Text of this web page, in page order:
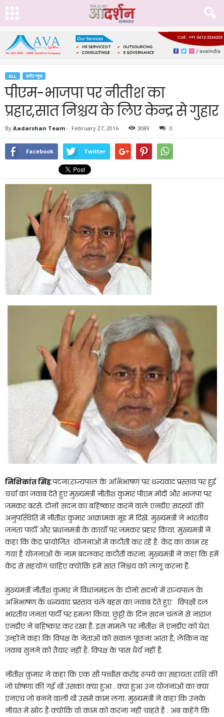
ALL करेंट न्यूज़
पीएम-भाजपा पर नीतीश का
प्रहार,सात निश्चय के लिए केन्द्र से गुहार
By Aadarshan Team - February 27, 2016 3089 0
Facebook Twitter
निशिकांत सिंह.पटना.राज्यपाल के अभिभाषण पर धन्यवाद प्रस्ताव पर हुई
चर्चा का जवाब देते हुए मुख्यमंत्री नीतीश कुमार पीएम मोदी और भाजपा पर
जमकर बरसे. दोनों सदन का बहिष्कार करने वाले एनडीए सदस्यों की
अनुपस्थिति में नीतीश कुमार आक्रामक मूड में दिखे. मुख्यमंत्री ने भारतीय
जनता पार्टी और प्रधानमंत्री के कार्यों पर जमकर प्रहार किया. मुख्यमंत्री ने
कहा कि केंद्र प्रायोजित योजनाओं में कटौती कर रहें है. केंद्र का काम रह
गया है योजनाओं के नाम बदलकर कटौती करना. मुख्यमंत्री ने कहा कि हमें
केंद्र से सहयोग चाहिए क्योंकि हमें सात निश्चय को लागू करना है.
मुख्यमंत्री नीतीश कुमार ने विधानमंडल के दोनो सदनों में राज्यपाल के
अभिभाषण के धन्यवाद प्रस्ताव चले बहस का जवाब देते हुए विपक्षी दल
भारतीय जनता पार्टी पर हमला किया. छुट्टी के दिन सदन चलने से नाराज
एनडीए ने बहिष्कार कर रखा है. इस मामले पर नीतीश ने एनडीए को घेरा.
उन्होंने कहा कि विपक्ष के नेताओं को सवाल पूछना आता है, लेकिन वह
जवाब सुनने को तैयार नहीं हैं. विपक्ष के पास धैर्य नहीं है.
नीतीश कुमार ने कहा कि एक सौ पच्चीस करोड़ रूपये का सहायता राशि की
जो घोषणा की गई थी उसका क्या हुआ . क्या हुआ उन योजनाओं का क्या
एनएच जो बनने वाली थी उसमें काम लगा. मुख्यमंत्री ने कहा कि उनके
नीयत में खोट है क्योंकि वो काम को करना नहीं चाहते है . अब कहेंगे कि